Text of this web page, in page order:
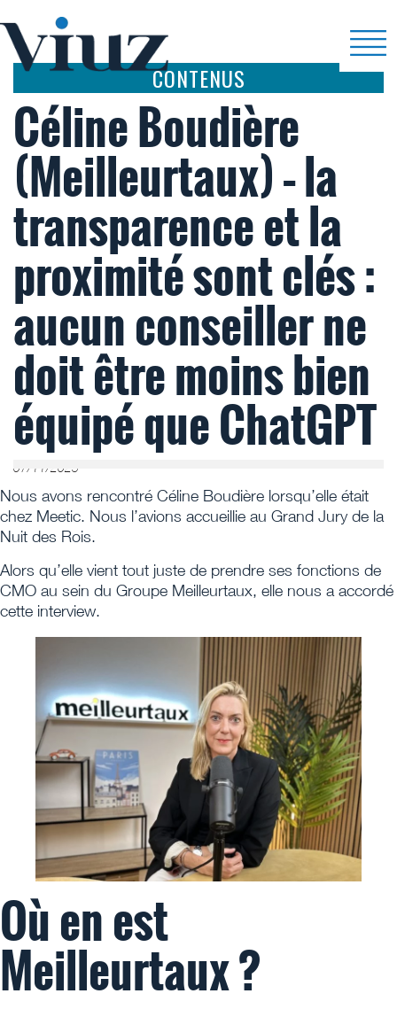
CONTENUS
Céline Boudière
(Meilleurtaux) – la
transparence et la
proximité sont clés :
aucun conseiller ne
doit être moins bien
équipé que ChatGPT
07/11/2025
Nous avons rencontré Céline Boudière lorsqu’elle était
chez Meetic. Nous l’avions accueillie au Grand Jury de la
Nuit des Rois.
Alors qu’elle vient tout juste de prendre ses fonctions de
CMO au sein du Groupe Meilleurtaux, elle nous a accordé
cette interview.
Où en est
Meilleurtaux ?